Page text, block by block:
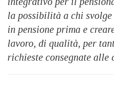
la possibilità a chi
in pensione prima e
lavoro, di qualità, per
richieste consegnate alle